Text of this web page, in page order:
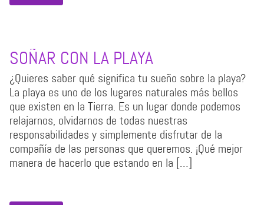
SOÑAR CON LA PLAYA
¿Quieres saber qué significa tu sueño sobre la playa?
La playa es uno de los lugares naturales más bellos
que existen en la Tierra. Es un lugar donde podemos
relajarnos, olvidarnos de todas nuestras
responsabilidades y simplemente disfrutar de la
compañía de las personas que queremos. ¡Qué mejor
manera de hacerlo que estando en la […]